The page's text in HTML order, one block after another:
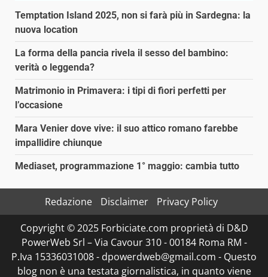
Temptation Island 2025, non si farà più in Sardegna: la
nuova location
La forma della pancia rivela il sesso del bambino:
verità o leggenda?
Matrimonio in Primavera: i tipi di fiori perfetti per
l’occasione
Mara Venier dove vive: il suo attico romano farebbe
impallidire chiunque
Mediaset, programmazione 1° maggio: cambia tutto
Redazione Disclaimer
Privacy Policy
Copyright © 2025 Forbiciate.com proprietà di D&D
PowerWeb Srl – Via Cavour 310 - 00184 Roma RM -
P.Iva 15336031008 - dpowerdweb@gmail.com - Questo
blog non è una testata giornalistica, in quanto viene